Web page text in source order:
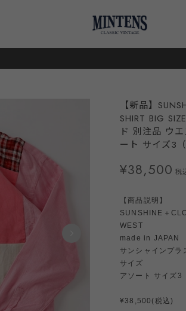
【新品】
SHIRT BIG
ド 別注品 ウ
ート サイズ3
¥38,500 税
【商品説明】
SUNSHINE＋
WEST
made in JAPAN
サンシャインプラ
サイズ
アソート サイズ3
¥38,500(税込)